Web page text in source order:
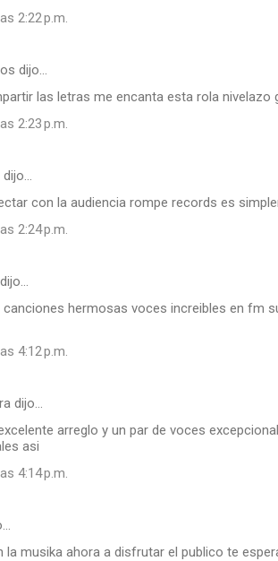
2:22 p.m.
dijo…
las letras me encanta esta rola nivelazo
2:23 p.m.
dijo…
con la audiencia rompe records es
2:24 p.m.
hermosas voces increibles en fm
4:12 p.m.
dijo…
arreglo y un par de voces
asi
4:14 p.m.
la musika ahora a disfrutar el publico te